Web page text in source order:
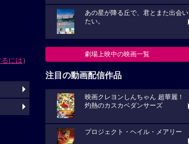
には）
あの星が降る丘で、君とまた出会い
たい。
劇場上映中の映画一覧
注目の動画配信作品
映画クレヨンしんちゃん 超華麗！
灼熱のカスカベダンサーズ
プロジェクト・ヘイル・メアリー